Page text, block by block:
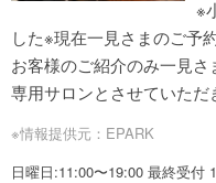
※
した※現在一見さまのご予
お客様のご紹介のみ一見
専用サロンとさせていただ
※情報提供元：EPARK
日曜日:11:00〜19:00 最終受付